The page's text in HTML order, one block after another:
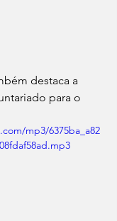
destaca a
para o
mp3/6375ba_a82